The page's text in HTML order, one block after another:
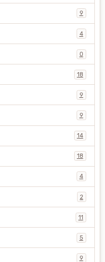
9
4
0
18
9
9
14
18
4
2
11
5
9